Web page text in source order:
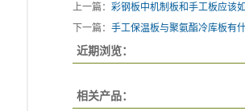
上一篇： 彩钢板中机制板和手工板应该
下一篇： 手工保温板与聚氨酯冷库板有
近期浏览：
相关产品：